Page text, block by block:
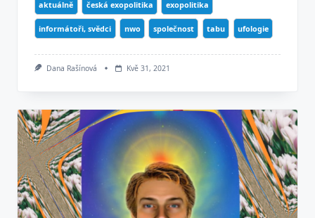
aktuálně česká exopolitika exopolitika
informátoři, svědci nwo společnost tabu ufologie
Dana Rašínová Kvě 31, 2021